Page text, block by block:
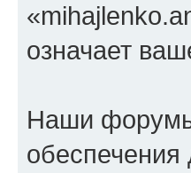
означает
Наши форумы